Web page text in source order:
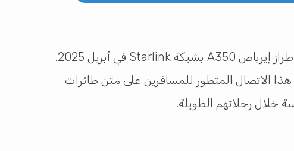
في تجهيز أسطول طائراتها من طراز إيرباص A350 بشبكة Starlink في أبريل 2025.
الاتصال المتطور للمسافرين على متن طائرات